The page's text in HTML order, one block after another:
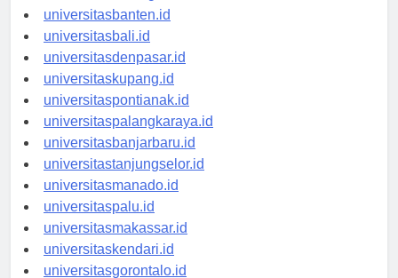
universitasserang.id
universitasbanten.id
universitasbali.id
universitasdenpasar.id
universitaskupang.id
universitaspontianak.id
universitaspalangkaraya.id
universitasbanjarbaru.id
universitastanjungselor.id
universitasmanado.id
universitaspalu.id
universitasmakassar.id
universitaskendari.id